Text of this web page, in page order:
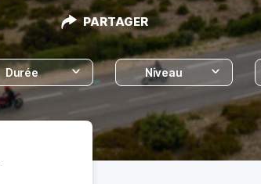
PARTAGER
Durée Niveau